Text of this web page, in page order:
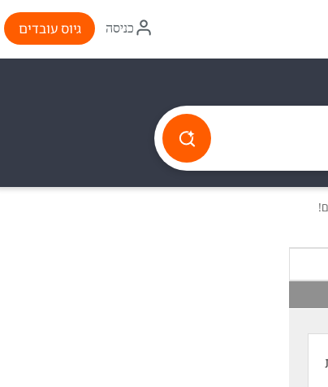
איקון
התחברות
כניסה גיוס עובדים